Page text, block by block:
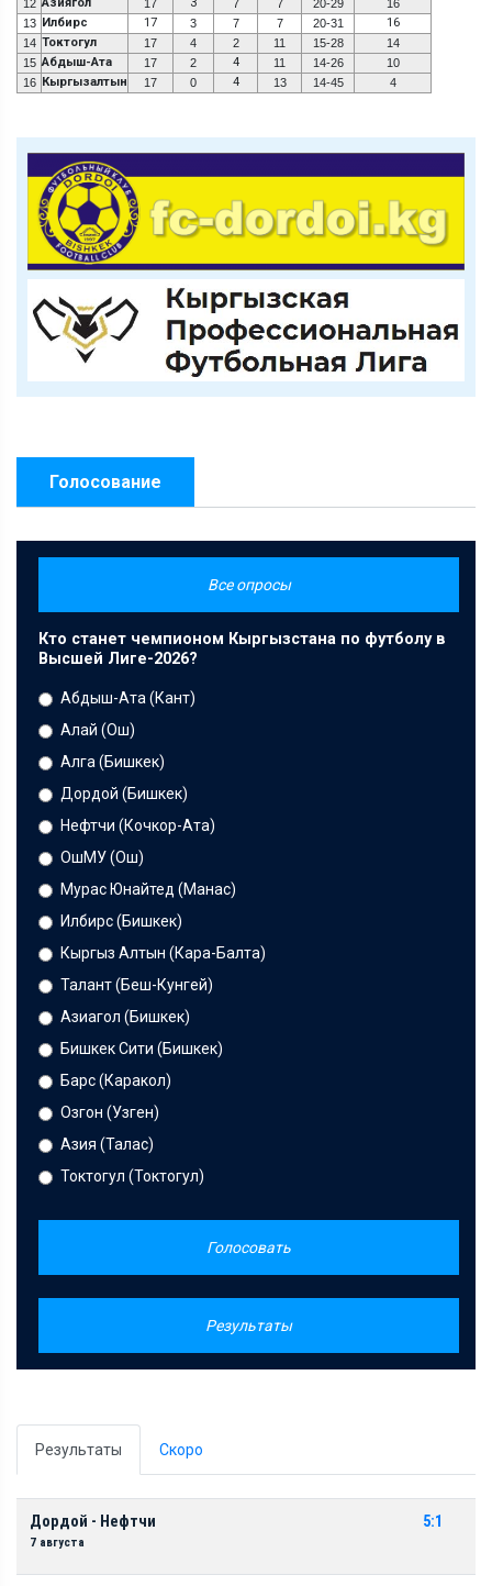
12
17 7 7 20-29
16
13 Илбирс 17 3 7 7 20-31 16
14 Токтогул 17 4 2 11 15-28
14
15 Абдыш-Ата 17 2 4 11 14-26
10
16 Кыргызалтын 17 0 4 13 14-45 4
Голосование
Все опросы
Кто станет чемпионом Кыргызстана по футболу в
Высшей Лиге-2026?
Абдыш-Ата (Кант)
Алай (Ош)
Алга (Бишкек)
Дордой (Бишкек)
Нефтчи (Кочкор-Ата)
ОшМУ (Ош)
Мурас Юнайтед (Манас)
Илбирс (Бишкек)
Кыргыз Алтын (Кара-Балта)
Талант (Беш-Кунгей)
Азиагол (Бишкек)
Бишкек Сити (Бишкек)
Барс (Каракол)
Озгон (Узген)
Азия (Талас)
Токтогул (Токтогул)
Голосовать
Результаты
Результаты Скоро
Дордой - Нефтчи
7 августа
5:1